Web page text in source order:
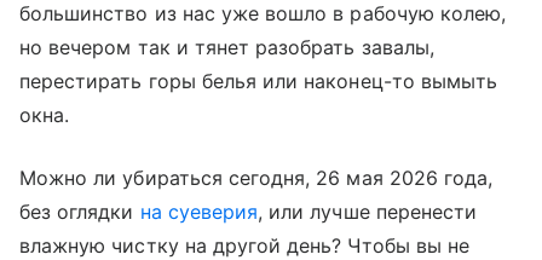
большинство из нас уже вошло в рабочую колею,
но вечером так и тянет разобрать завалы,
перестирать горы белья или наконец-то вымыть
окна.
Можно ли убираться сегодня, 26 мая 2026 года,
без оглядки на суеверия, или лучше перенести
влажную чистку на другой день? Чтобы вы не